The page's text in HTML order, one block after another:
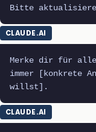
Bitte aktualisiere
CLAUDE.AI
Merke dir für alle
immer [konkrete
willst].
CLAUDE.AI